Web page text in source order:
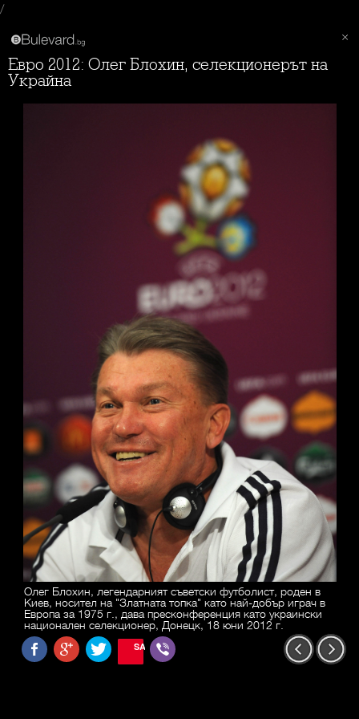
/
Евро 2012: Олег Блохин, селекционерът на
Украйна
Олег Блохин, легендарният съветски футболист, роден в
Киев, носител на "Златната топка" като най-добър играч в
Европа за 1975 г., дава пресконференция като украински
национален селекционер, Донецк, 18 юни 2012 г.
SAVE